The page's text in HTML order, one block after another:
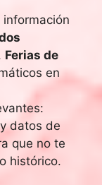
Ferias de
en
datos de
que no te
histórico.